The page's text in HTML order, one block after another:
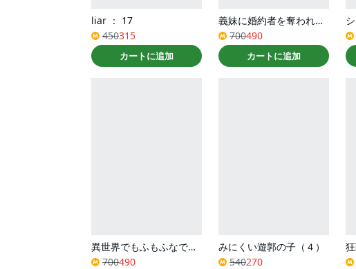
liar ： 17
450315
カートに追加
義妹に婚約者を奪われた落ちこぼれ令嬢は、天才魔術師に溺愛される(コミック) ： 7
700490
カートに追加
異世界でもふもふなでなでするためにがんばってます。（コミック） ： 12
700490
みにくい遊郭の子（４）
540270